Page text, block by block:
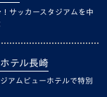
サッカースタジアムを中
テル長崎
アムビューホテルで特別